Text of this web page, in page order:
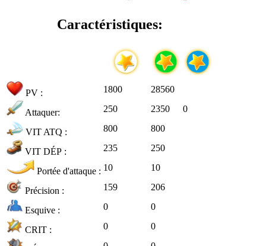
Caractéristiques:
PV : 1800 28560
Attaquer: 250 2350 0
VIT ATQ : 800 800
VIT DÉP : 235 250
Portée d'attaque : 10 10
Précision : 159 206
Esquive : 0 0
CRIT : 0 0